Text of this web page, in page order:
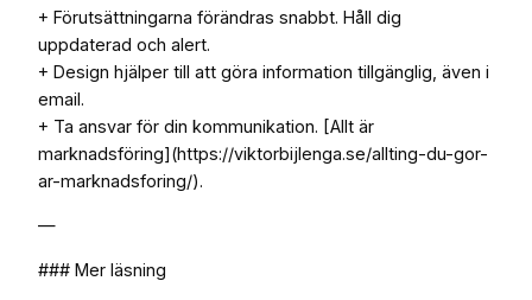
+ Förutsättningarna förändras snabbt. Håll dig
uppdaterad och alert.
+ Design hjälper till att göra information tillgänglig, även i
email.
+ Ta ansvar för din kommunikation. [Allt är
marknadsföring](https://viktorbijlenga.se/allting-du-gor-
ar-marknadsforing/).
—
### Mer läsning